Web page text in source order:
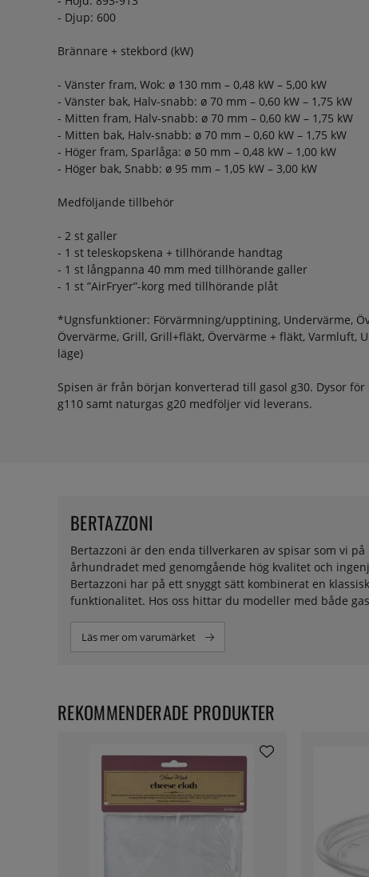
- Djup: 600
Brännare + stekbord (kW)
- Vänster fram, Wok: ø 130 mm – 0,48 kW – 5,00 kW
- Vänster bak, Halv-snabb: ø 70 mm – 0,60 kW – 1,75 kW
- Mitten fram, Halv-snabb: ø 70 mm – 0,60 kW – 1,75 kW
- Mitten bak, Halv-snabb: ø 70 mm – 0,60 kW – 1,75 kW
- Höger fram, Sparlåga: ø 50 mm – 0,48 kW – 1,00 kW
- Höger bak, Snabb: ø 95 mm – 1,05 kW – 3,00 kW
Medföljande tillbehör
- 2 st galler
- 1 st teleskopskena + tillhörande handtag
- 1 st långpanna 40 mm med tillhörande galler
- 1 st ”AirFryer”-korg med tillhörande plåt
*Ugnsfunktioner: Förvärmning/upptining, Undervärme,
Övervärme, Grill, Grill+fläkt, Övervärme + fläkt, Varmluft,
läge)
Spisen är från början konverterad till gasol g30. Dysor
g110 samt naturgas g20 medföljer vid leverans.
Bertazzoni är den enda tillverkaren av spisar som vi
århundradet med genomgående hög kvalitet och
Bertazzoni har på ett snyggt sätt kombinerat en
funktionalitet. Hos oss hittar du modeller med både
BERTAZZONI
Läs mer om varumärket
REKOMMENDERADE PRODUKTER